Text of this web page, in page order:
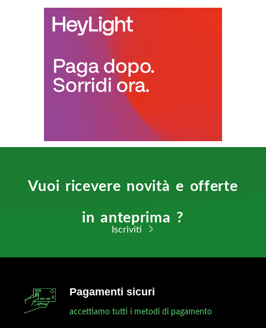
Vuoi ricevere novità e offerte
in anteprima ?
Iscriviti
Pagamenti sicuri
accettiamo tutti i metodi di pagamento